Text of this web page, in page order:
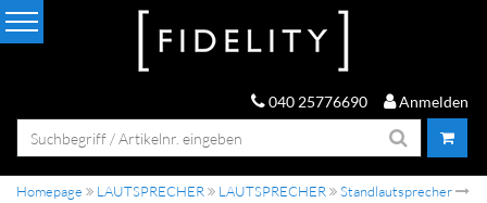
040 25776690 Anmelden
Homepage LAUTSPRECHER LAUTSPRECHER
Standlautsprecher